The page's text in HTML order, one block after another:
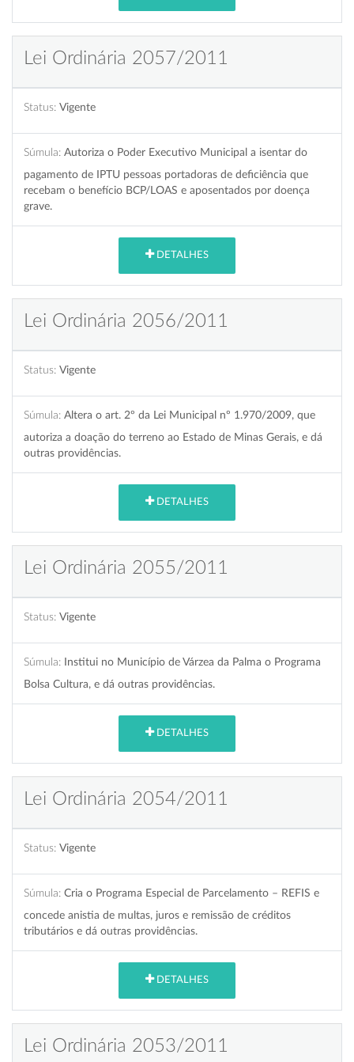
Lei Ordinária 2057/2011
Status: Vigente
Súmula: Autoriza o Poder Executivo Municipal a isentar do
pagamento de IPTU pessoas portadoras de deficiência que
recebam o benefício BCP/LOAS e aposentados por doença
grave.
DETALHES
Lei Ordinária 2056/2011
Status: Vigente
Súmula: Altera o art. 2º da Lei Municipal nº 1.970/2009, que
autoriza a doação do terreno ao Estado de Minas Gerais, e dá
outras providências.
DETALHES
Lei Ordinária 2055/2011
Status: Vigente
Súmula: Institui no Município de Várzea da Palma o Programa
Bolsa Cultura, e dá outras providências.
DETALHES
Lei Ordinária 2054/2011
Status: Vigente
Súmula: Cria o Programa Especial de Parcelamento – REFIS e
concede anistia de multas, juros e remissão de créditos
tributários e dá outras providências.
DETALHES
Lei Ordinária 2053/2011